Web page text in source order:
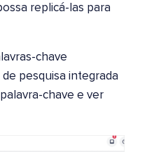
replicá-las para
chave
pesquisa integrada
chave e ver